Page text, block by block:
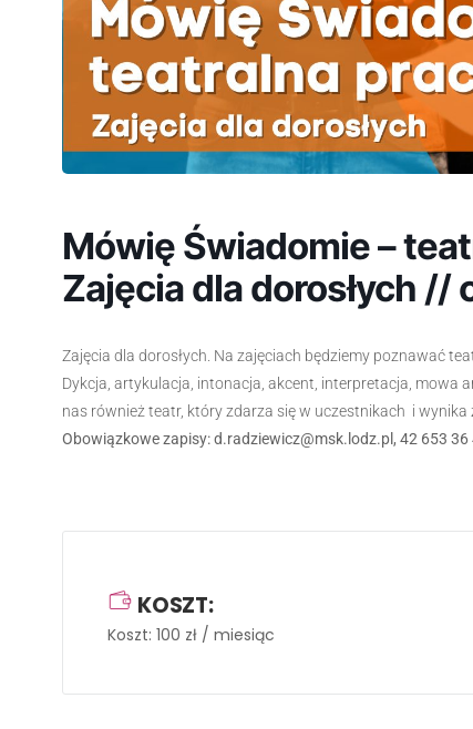
Mówię Świadomie –
Zajęcia dla dorosłych
Zajęcia dla dorosłych. Na zajęciach będziemy poznawać
Dykcja, artykulacja, intonacja, akcent, interpretacja, mowa
nas również teatr, który zdarza się w uczestnikach i
Obowiązkowe zapisy: d.radziewicz@msk.lodz.pl, 42 653 36
KOSZT:
Koszt: 100 zł / miesiąc